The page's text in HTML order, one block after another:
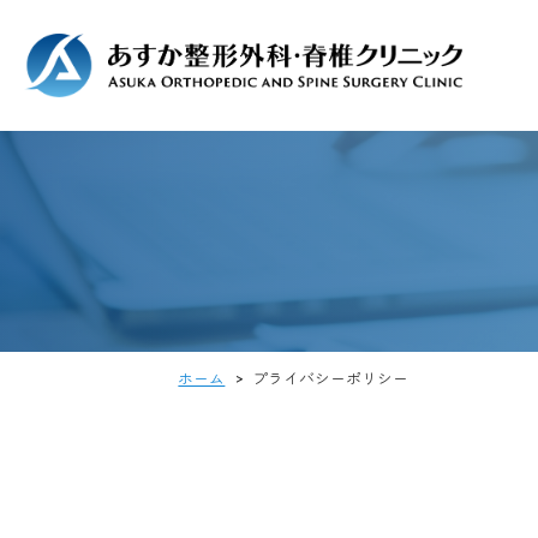
ホーム > プライバシーポリシー